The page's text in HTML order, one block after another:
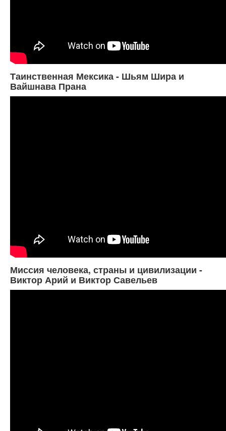
Таинственная Мексика - Шьям Шира и
Вайшнава Прана
Миссия человека, страны и цивилизации -
Виктор Арий и Виктор Савельев